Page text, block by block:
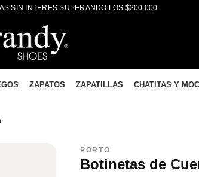
SIN INTERES SUPERANDO LOS $200.000
ZAPATOS ZAPATILLAS CHATITAS Y
PORTO
Botinetas de